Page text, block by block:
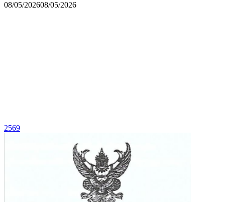
08/05/202608/05/2026
2569